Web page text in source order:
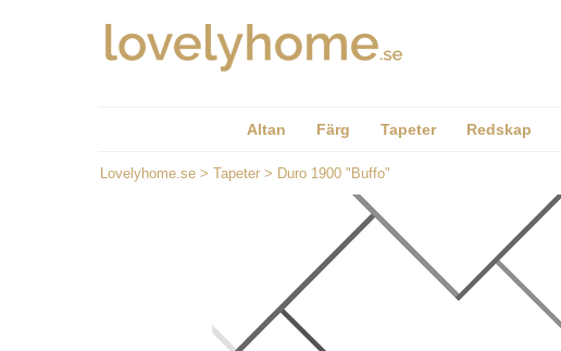
Altan Färg Tapeter Redskap
Lovelyhome.se > Tapeter > Duro 1900 "Buffo"